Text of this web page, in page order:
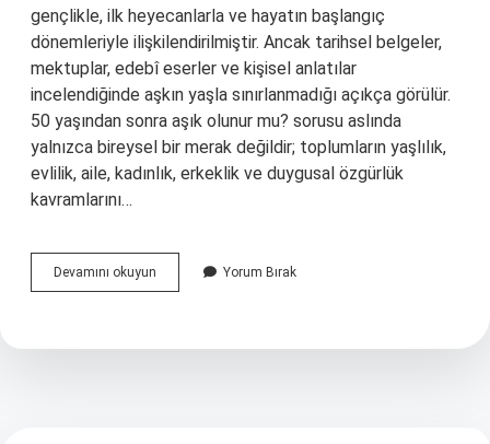
gençlikle, ilk heyecanlarla ve hayatın başlangıç
dönemleriyle ilişkilendirilmiştir. Ancak tarihsel belgeler,
mektuplar, edebî eserler ve kişisel anlatılar
incelendiğinde aşkın yaşla sınırlanmadığı açıkça görülür.
50 yaşından sonra aşık olunur mu? sorusu aslında
yalnızca bireysel bir merak değildir; toplumların yaşlılık,
evlilik, aile, kadınlık, erkeklik ve duygusal özgürlük
kavramlarını…
Devamını okuyun
yaşından
olunur
Yorum Bırak